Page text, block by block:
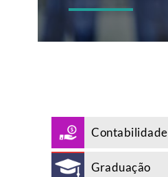
Contabilidade
Graduação